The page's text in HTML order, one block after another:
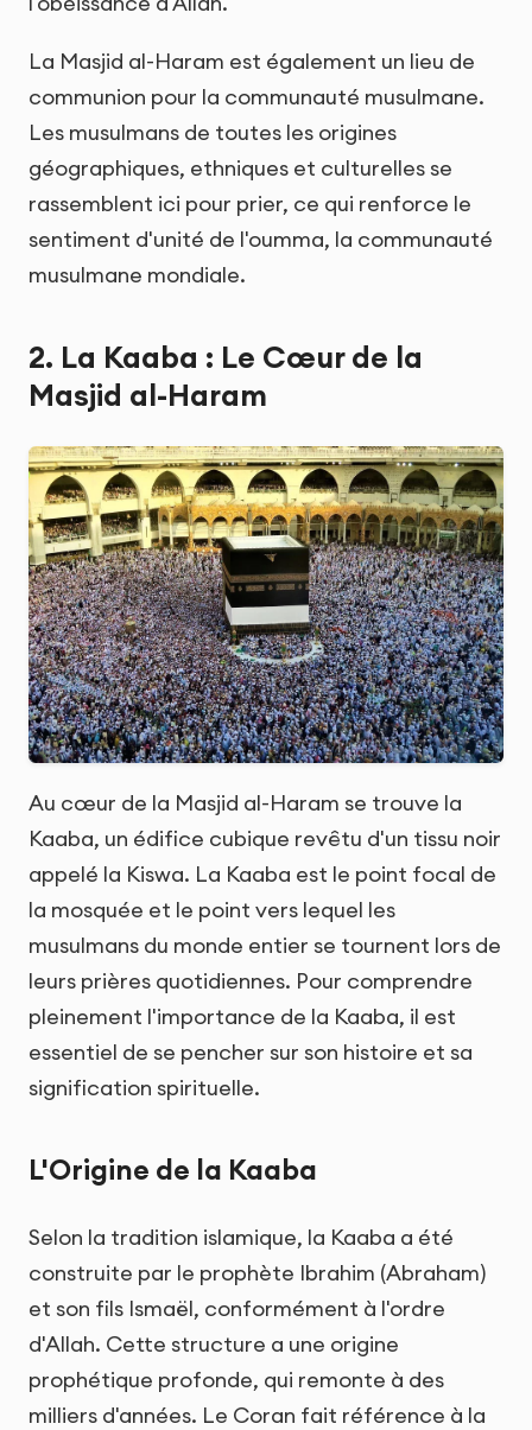
La Masjid al-Haram est également un lieu de
communion pour la communauté musulmane.
Les musulmans de toutes les origines
géographiques, ethniques et culturelles se
rassemblent ici pour prier, ce qui renforce le
sentiment d'unité de l'oumma, la communauté
musulmane mondiale.
2. La Kaaba : Le Cœur de la
Masjid al-Haram
Au cœur de la Masjid al-Haram se trouve la
Kaaba, un édifice cubique revêtu d'un tissu noir
appelé la Kiswa. La Kaaba est le point focal de
la mosquée et le point vers lequel les
musulmans du monde entier se tournent lors de
leurs prières quotidiennes. Pour comprendre
pleinement l'importance de la Kaaba, il est
essentiel de se pencher sur son histoire et sa
signification spirituelle.
L'Origine de la Kaaba
Selon la tradition islamique, la Kaaba a été
construite par le prophète Ibrahim (Abraham)
et son fils Ismaël, conformément à l'ordre
d'Allah. Cette structure a une origine
prophétique profonde, qui remonte à des
milliers d'années. Le Coran fait référence à la